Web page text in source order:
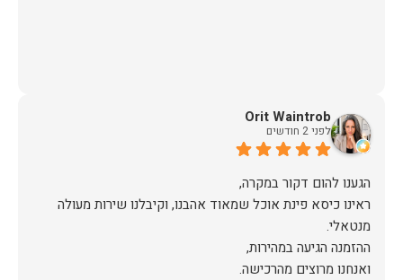
Orit Waintrob
לפני 2 חודשים
ראינו כיסא פינת אוכל שמאוד אהבנו, וקיבלנו שירות מעולה